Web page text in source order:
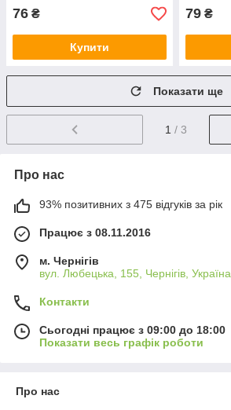
76 ₴
Купити
79 ₴
Показати ще
1 / 3
Про нас
93% позитивних з 475 відгуків за рік
Працює з 08.11.2016
м. Чернігів
вул. Любецька, 155, Чернігів, Україна
Контакти
Сьогодні працює з 09:00 до 18:00
Показати весь графік роботи
Про нас